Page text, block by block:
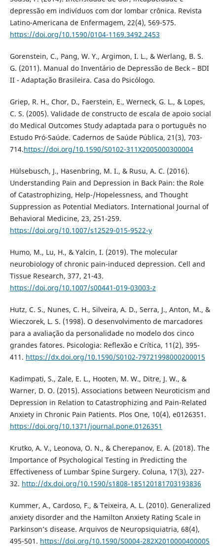
depressão em indivíduos com dor lombar crônica. Revista
Latino-Americana de Enfermagem, 22(4), 569-575.
https://doi.org/10.1590/0104-1169.3492.2453
Gorenstein, C., Pang, W. Y., Argimon, I. L., & Werlang, B. S.
G. (2011). Manual do Inventário de Depressão de Beck – BDI
II - Adaptação Brasileira. Casa do Psicólogo.
Griep, R. H., Chor, D., Faerstein, E., Werneck, G. L., & Lopes,
C. S. (2005). Validade de constructo de escala de apoio social
do Medical Outcomes Study adaptada para o português no
Estudo Pró-Saúde. Cadernos de Saúde Pública, 21(3), 703-
714.https://doi.org/10.1590/S0102-311X2005000300004
Hülsebusch, J., Hasenbring, M. I., & Rusu, A. C. (2016).
Understanding Pain and Depression in Back Pain: the Role
of Catastrophizing, Help-/Hopelessness, and Thought
Suppression as Potential Mediators. International Journal of
Behavioral Medicine, 23, 251-259.
https://doi.org/10.1007/s12529-015-9522-y
Humo, M., Lu, H., & Yalcin, I. (2019). The molecular
neurobiology of chronic pain-induced depression. Cell and
Tissue Research, 377, 21-43.
https://doi.org/10.1007/s00441-019-03003-z
Hutz, C. S., Nunes, C. H., Silveira, A. D., Serra, J., Anton, M., &
Wieczorek, L. S. (1998). O desenvolvimento de marcadores
para a avaliação da personalidade no modelo dos cinco
grandes fatores. Psicologia: Reflexão e Crítica, 11(2), 395-
411. https://dx.doi.org/10.1590/S0102-79721998000200015
Kadimpati, S., Zale, E. L., Hooten, M. W., Ditre, J. W., &
Warner, D. O. (2015). Associations between Neuroticism and
Depression in Relation to Catastrophizing and Pain-Related
Anxiety in Chronic Pain Patients. Plos One, 10(4), e0126351.
https://doi.org/10.1371/journal.pone.0126351
Krutko, A. V., Leonova, O. N., & Cherepanov, E. A. (2018). The
Importance of Psychological Testing in Predicting the
Effectiveness of Lumbar Spine Surgery. Coluna, 17(3), 227-
32. http://dx.doi.org/10.1590/s1808-185120181703193836
Kummer, A., Cardoso, F., & Teixeira, A. L. (2010). Generalized
anxiety disorder and the Hamilton Anxiety Rating Scale in
Parkinson’s disease. Arquivos de Neuropsiquiatria, 68(4),
495-501. https://doi.org/10.1590/S0004-282X2010000400005